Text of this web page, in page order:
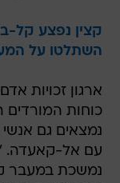
קצין נפצע קל-
השתלטו על
ארגון זכויות
כוחות
נמצאים גם
עם אל-קאעדה.
נמשכת במעבר